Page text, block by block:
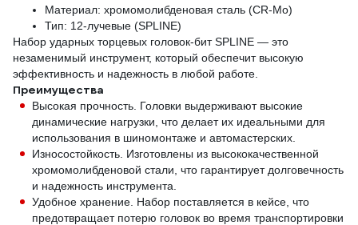
Материал: хромомолибденовая сталь (CR-Mo)
Тип: 12-лучевые (SPLINE)
Набор ударных торцевых головок-бит SPLINE — это
незаменимый инструмент, который обеспечит высокую
эффективность и надежность в любой работе.
Преимущества
Высокая прочность. Головки выдерживают высокие
динамические нагрузки, что делает их идеальными для
использования в шиномонтаже и автомастерских.
Износостойкость. Изготовлены из высококачественной
хромомолибденовой стали, что гарантирует долговечность
и надежность инструмента.
Удобное хранение. Набор поставляется в кейсе, что
предотвращает потерю головок во время транспортировки